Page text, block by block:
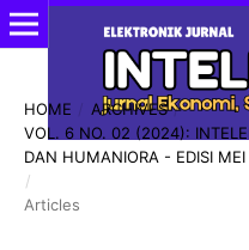
HOME / ARCHIVES /
VOL. 6 NO. 02 (2024):
DAN HUMANIORA - EDISI
/
Articles